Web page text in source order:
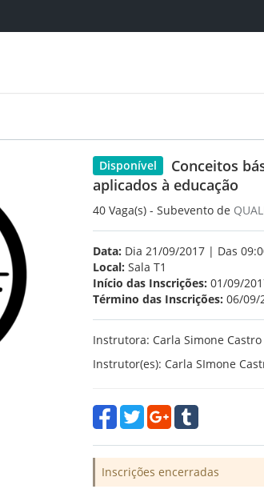
Disponível
Conceitos
aplicados à educação
40 Vaga(s) - Subevento de
Data: Dia 21/09/2017 | Das
Local: Sala T1
Início das Inscrições: 01/09/
Término das Inscrições: 06/09/
Instrutora: Carla Simone Castro
Instrutor(es): Carla SImone
Inscrições encerradas